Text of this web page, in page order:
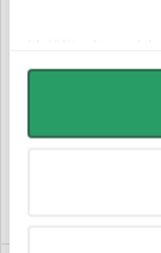
můžeme
osobní údaje
Skladem